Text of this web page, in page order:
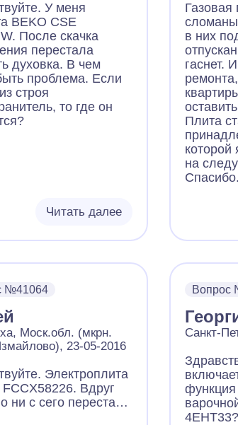
У меня
BEKO CSE
После скачка
перестала
духовка. В чем
проблема. Если
строя
то где он
Читать далее
Газовая
в них
гаснет.
Плита
на
Спасибо.
№41064
Моск.обл. (мкрн.
23-05-2016
Электроплита
Вдруг
ни с сего перестала
Вопрос
Санкт-
4EHT33?